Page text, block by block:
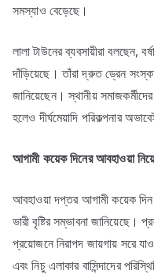
সমস্যাও বেড়েছে।
লালা টাউনের ব্যবসায়ীরা বলছেন,
দাঁড়িয়েছে। তাঁরা দ্রুত ড্রেন
জানিয়েছেন। স্থানীয়
হলেও দীর্ঘমেয়াদি পরিকল্পনার
আগামীকয়েকদিনেরআবহাওয়া
আবহাওয়া দপ্তর আগামী কয়েক দিন
ভারী বৃষ্টির সম্ভাবনা জানিয়েছে।
প্রয়োজনে নিরাপদ জায়গায় সরে
এবং নিচু এলাকার বাসিন্দাদের